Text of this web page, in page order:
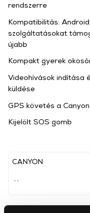
CANYON
Mobilhálózat
rendszerre
Kompatibilitás:
szolgáltatásokat
újabb
Kompakt gyerek
Videohívások indítása
küldése
GPS követés a
Kijelölt SOS gomb